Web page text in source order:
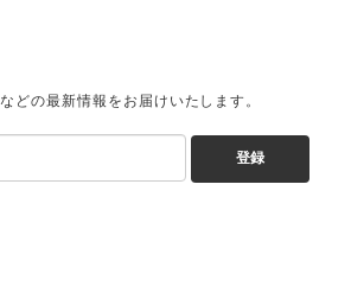
どの最新情報をお届けいたします。
登録